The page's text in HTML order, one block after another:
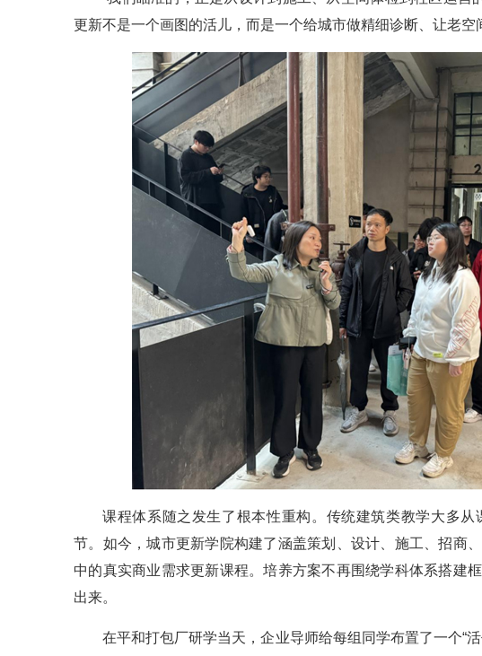
更新不是一个画图的活儿，而是一个给城市做精细诊断、让老空
课程体系随之发生了根本性重构。传统建筑类教学大多
节。如今，城市更新学院构建了涵盖策划、设计、施工、招商
中的真实商业需求更新课程。培养方案不再围绕学科体系搭建
出来。
在平和打包厂研学当天，企业导师给每组同学布置了一个“